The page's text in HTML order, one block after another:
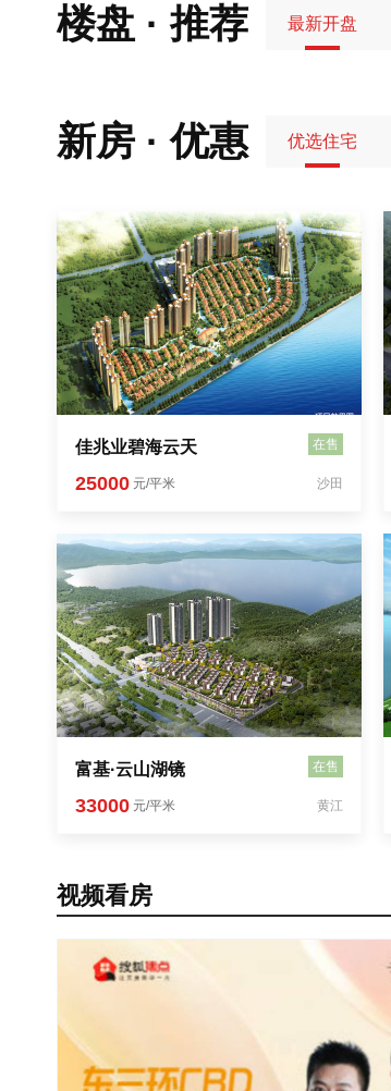
楼盘 · 推荐 最新开盘
新房 · 优惠 优选住宅
佳兆业碧海云天 在售
25000 元/平米 沙田
富基·云山湖镜 在售
33000 元/平米 黄江
视频看房